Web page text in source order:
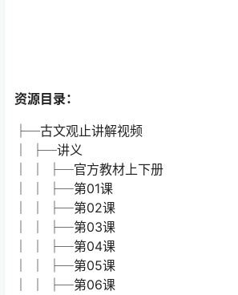
资源目录：
├─古文观止讲解视频
│ ├─讲义
│ │ ├─官方教材上下册